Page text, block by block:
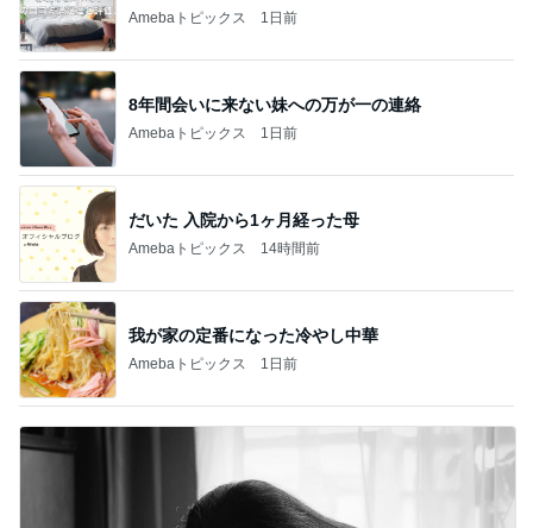
Amebaトピックス 1日前
8年間会いに来ない妹への万が一の連絡
Amebaトピックス 1日前
だいた 入院から1ヶ月経った母
Amebaトピックス 14時間前
我が家の定番になった冷やし中華
Amebaトピックス 1日前